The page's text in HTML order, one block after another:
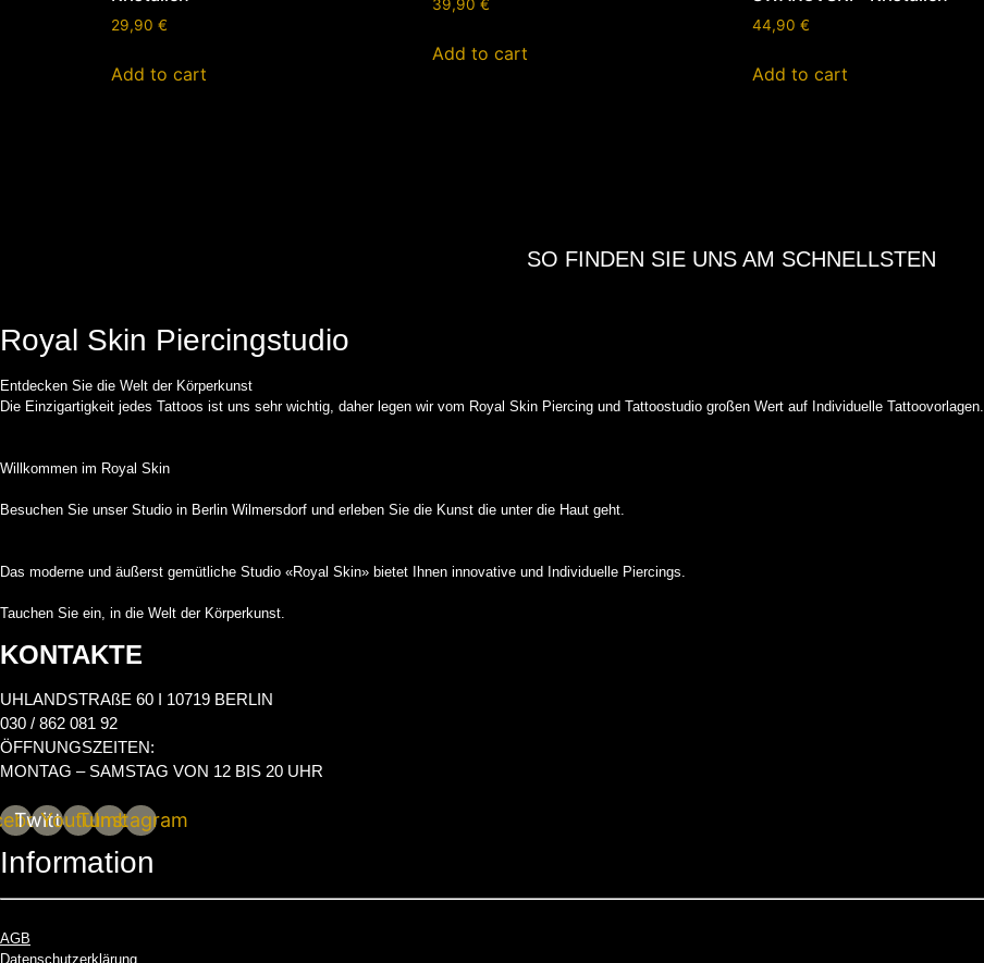
29,90 €
Add to cart
39,90 €
Add to cart
44,90€
Add to cart
SO FINDEN SIE UNS AM SCHNELLSTEN
Royal Skin Piercingstudio
Entdecken Sie die Welt der Körperkunst
Die Einzigartigkeit jedes Tattoos ist uns sehr wichtig, daher legen wir vom Royal Skin Piercing und Tattoostudio großen Wert auf Individuelle Tattoovorlagen.
Willkommen im Royal Skin
Besuchen Sie unser Studio in Berlin Wilmersdorf und erleben Sie die Kunst die unter die Haut geht.
Das moderne und äußerst gemütliche Studio «Royal Skin» bietet Ihnen innovative und Individuelle Piercings.
Tauchen Sie ein, in die Welt der Körperkunst.
KONTAKTE
UHLANDSTRAßE 60 I 10719 BERLIN
030 / 862 081 92
ÖFFNUNGSZEITEN:
MONTAG – SAMSTAG VON 12 BIS 20 UHR
Twitter
Youtube
Tumblr
Instagram
Information
AGB
Datenschutzerklärung